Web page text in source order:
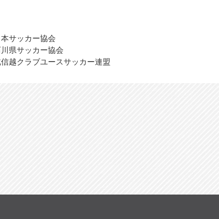
本サッカー協会
県サッカー協会
越クラブユースサッカー連盟